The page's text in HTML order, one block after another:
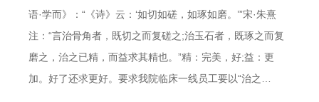
语·学而》：“《诗》云：‘如切如磋，如琢如磨。’”宋·朱熹
注：“言治骨角者，既切之而复磋之;治玉石者，既琢之而复
磨之，治之已精，而益求其精也。”精：完美，好;益：更
加。好了还求更好。要求我院临床一线员工要以“治之…